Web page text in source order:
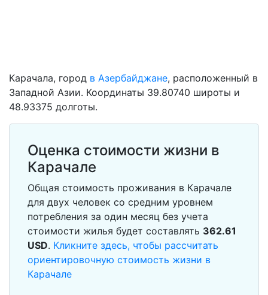
Карачала, город в Азербайджане, расположенный в
Западной Азии. Координаты 39.80740 широты и
48.93375 долготы.
Оценка стоимости жизни в
Карачале
Общая стоимость проживания в Карачале
для двух человек со средним уровнем
потребления за один месяц без учета
стоимости жилья будет составлять 362.61
USD. Кликните здесь, чтобы рассчитать
ориентировочную стоимость жизни в
Карачале